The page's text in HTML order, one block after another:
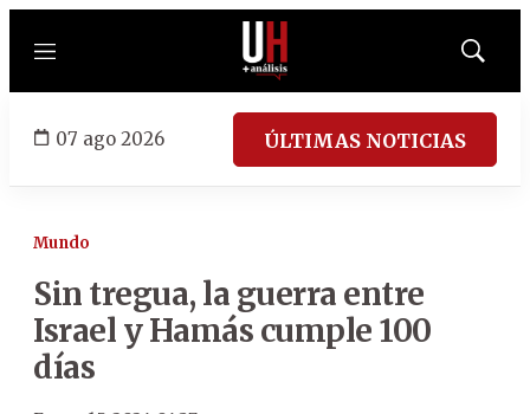
Menú
Mostrar
07 ago 2026 ÚLTIMAS NOTICIAS
Mundo
Sin tregua, la guerra entre
Israel y Hamás cumple 100
días